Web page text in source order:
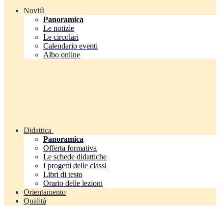
Novità
Panoramica
Le notizie
Le circolari
Calendario eventi
Albo online
Didattica
Panoramica
Offerta formativa
Le schede didattiche
I progetti delle classi
Libri di testo
Orario delle lezioni
Orientamento
Qualità